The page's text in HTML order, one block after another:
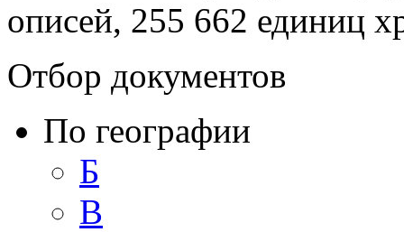
описей, 255 662 единиц
Отбор документов
По географии
Б
В